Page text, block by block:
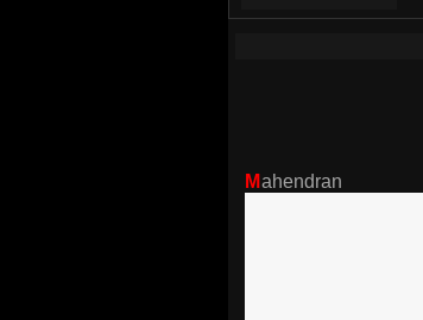
Mahendran